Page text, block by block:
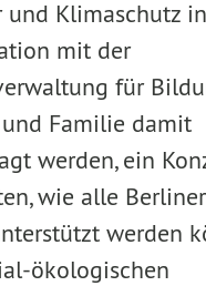
und Klimaschutz in
mit der
für
Familie damit
werden, ein
wie alle
werden
ökologischen